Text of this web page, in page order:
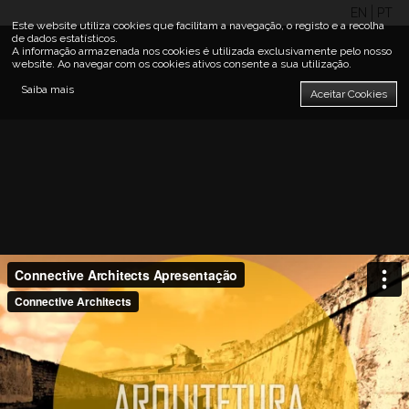
Este website utiliza cookies que facilitam a navegação, o registo e a recolha
de dados estatísticos.
A informação armazenada nos cookies é utilizada exclusivamente pelo nosso
website. Ao navegar com os cookies ativos consente a sua utilização.
Saiba mais
Aceitar Cookies
PT